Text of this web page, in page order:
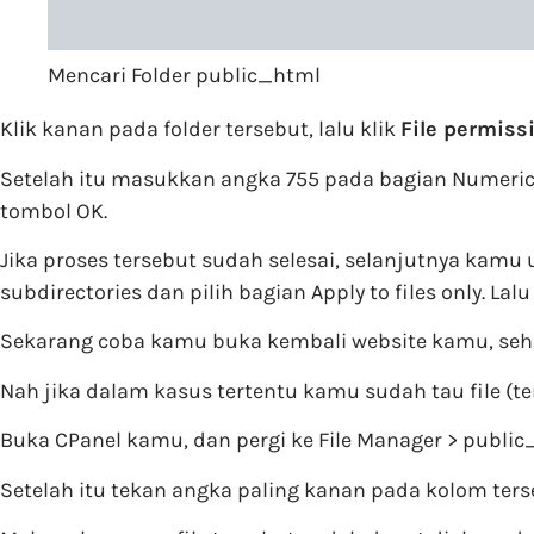
Mencari Folder public_html
Klik kanan pada folder tersebut, lalu klik File
Setelah itu masukkan angka 755 pada bagian
tombol OK.
Jika proses tersebut sudah selesai, selanjutnya
subdirectories dan pilih bagian Apply to files only. Lalu
Sekarang coba kamu buka kembali website kamu,
Nah jika dalam kasus tertentu kamu sudah tau file
Buka CPanel kamu, dan pergi ke File Manager >
Setelah itu tekan angka paling kanan pada kolom